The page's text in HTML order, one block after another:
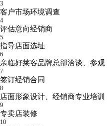
3
客户市场环境调查
4
评估意向经销商
5
指导店面选址
6
亲临好莱客品牌总部洽谈、参观
7
签订经销合同
8
店面形象设计、经销商专业培训
9
专卖店装修
10